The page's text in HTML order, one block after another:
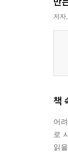
멋
영
능
대
말
상
대
대
저자
책
어
로
읽